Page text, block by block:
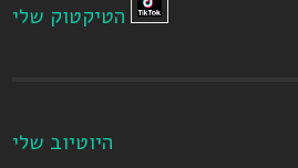
הטיקטוק שלי
היוטיוב שלי